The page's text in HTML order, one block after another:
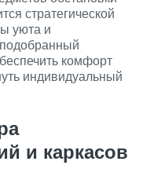
стратегической
уюта и
комфорт
индивидуальный
и каркасов